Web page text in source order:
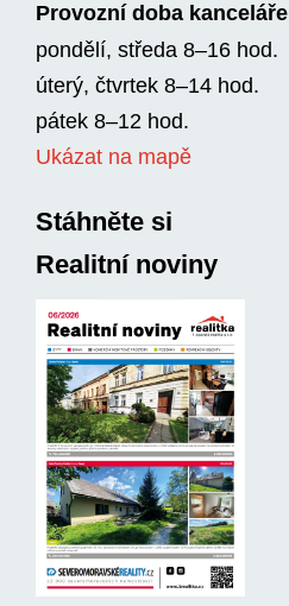
Provozní doba kanceláře
pondělí, středa 8–16 hod.
úterý, čtvrtek 8–14 hod.
pátek 8–12 hod.
Ukázat na mapě
Stáhněte si
Realitní noviny